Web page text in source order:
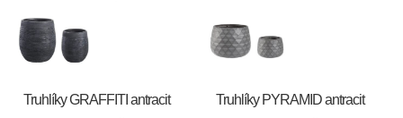
Truhlíky GRAFFITI antracit
Truhlíky PYRAMID antracit